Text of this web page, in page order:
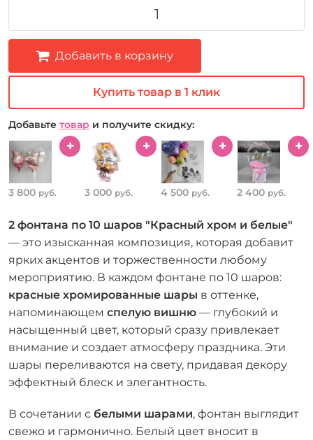
Добавить в корзину
Купить товар в 1 клик
Добавьте товар и получите скидку:
3 800 руб. 3 000 руб. 4 500 руб. 2 400 руб.
2 фонтана по 10 шаров "Красный хром и белые"
— это изысканная композиция, которая добавит
ярких акцентов и торжественности любому
мероприятию. В каждом фонтане по 10 шаров:
красные хромированные шары в оттенке,
напоминающем спелую вишню — глубокий и
насыщенный цвет, который сразу привлекает
внимание и создает атмосферу праздника. Эти
шары переливаются на свету, придавая декору
эффектный блеск и элегантность.
В сочетании с белыми шарами, фонтан выглядит
свежо и гармонично. Белый цвет вносит в